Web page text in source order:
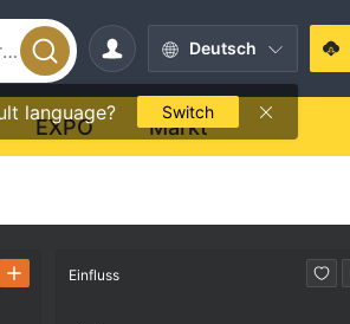
Deutsch
language? Switch
EXPO Markt
Einfluss